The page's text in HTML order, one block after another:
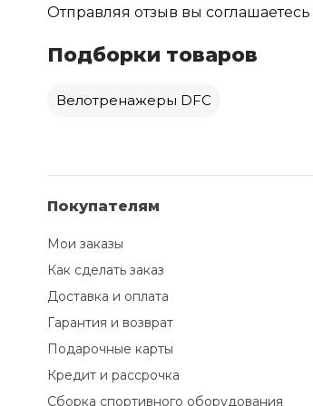
Отправляя отзыв вы соглашаетесь
Подборки товаров
Велотренажеры DFC
Покупателям
Мои заказы
Как сделать заказ
Доставка и оплата
Гарантия и возврат
Подарочные карты
Кредит и рассрочка
Сборка спортивного оборудования